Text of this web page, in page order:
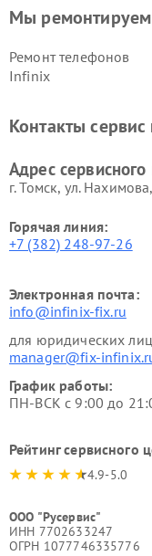
Мы ремонтируем
Ремонт телефонов
Infinix
Контакты сервис
Адрес
г. Томск, ул.
Горячая линия:
+7 (382) 248-97-26
Электронная почта:
info@infinix-fix.ru
для юридических лиц
manager@fix-
График работы:
ПН-ВСК с 9:00 до
Рейтинг сервисного
4.9-5.0
ООО "Русервис"
ИНН 7702633247
ОГРН 1077746335776